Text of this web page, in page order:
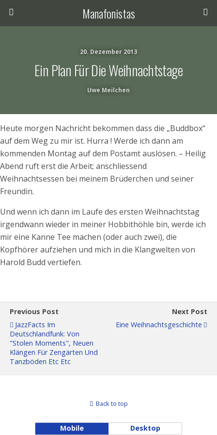
Manafonistas
20. Dezember 2013
Ein Plan Für Die Weihnachtstage
Uwe Meilchen
Heute morgen Nachricht bekommen dass die „Buddbox“
auf dem Weg zu mir ist. Hurra ! Werde ich dann am
kommenden Montag auf dem Postamt auslösen. – Heilig
Abend ruft erst die Arbeit; anschliessend
Weihnachtsessen bei meinem Brüderchen und seiner
Freundin.
Und wenn ich dann im Laufe des ersten Weihnachtstag
irgendwann wieder in meiner Hobbithöhle bin, werde ich
mir eine Kanne Tee machen (oder auch zwei), die
Kopfhörer aufziehen und mich in die Klangwelten von
Harold Budd vertiefen.
Previous Post
JazzFacts Im
Deutschlandfunk: Von
"Stolen Moments", Neuen
Klängen Für Zengärten Und
Tanzböden Etc Etc
Next Post
Eine Weihnachtsgeschichte
Back to top
Mobile Desktop